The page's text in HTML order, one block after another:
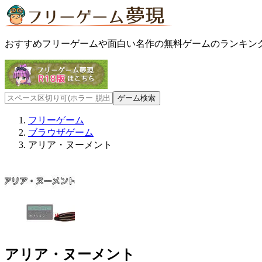
おすすめフリーゲームや面白い名作の無料ゲームのランキン
フリーゲーム
ブラウザゲーム
アリア・ヌーメント
アリア・ヌーメント